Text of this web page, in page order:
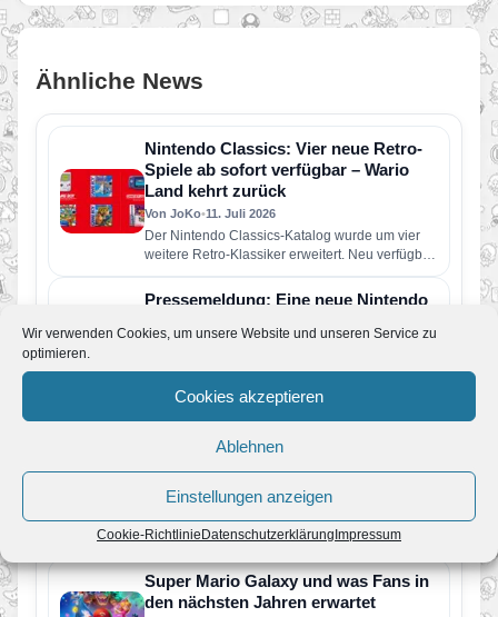
Wir verwenden Cookies, um unsere Website und unseren Service zu
optimieren.
Cookies akzeptieren
Ablehnen
Einstellungen anzeigen
Cookie-Richtlinie Datenschutzerklärung Impressum
Ähnliche News
Nintendo Classics: Vier neue Retro-
Spiele ab sofort verfügbar – Wario
Land kehrt zurück
Von JoKo•11. Juli 2026
Der Nintendo Classics-Katalog wurde um vier
weitere Retro-Klassiker erweitert. Neu verfügbar
sind die folgenden Spiele: Wario Land: Super…
Pressemeldung: Eine neue Nintendo
Juni
Der rund 50-minütige Livestream enthält
vorwiegend Informationen zu Spielen, die
dieses Jahr für Nintendo Switch 2 und Nintendo
Switch erscheinen…
Gerücht: Neue Nintendo Direct findet
im Juni 2026 statt
Von JoKo•5. Juni 2026
Steht uns schon in wenigen Tagen die nächste
große Nintendo Direct bevor? Laut aktuellen
Super Mario Galaxy und was Fans in
den nächsten Jahren erwartet